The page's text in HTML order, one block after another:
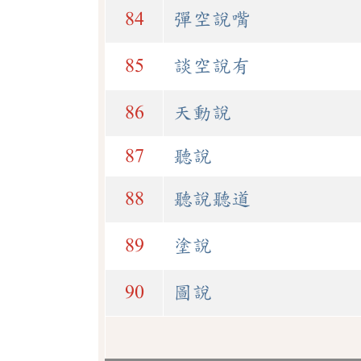
84 彈空說嘴
85 談空說有
86 天動說
87 聽說
88 聽說聽道
89 塗說
90 圖說